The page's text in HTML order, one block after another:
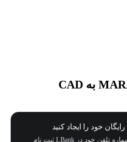
با آدرس ایمیل/شماره تلفن خود در LBank ثبت نام